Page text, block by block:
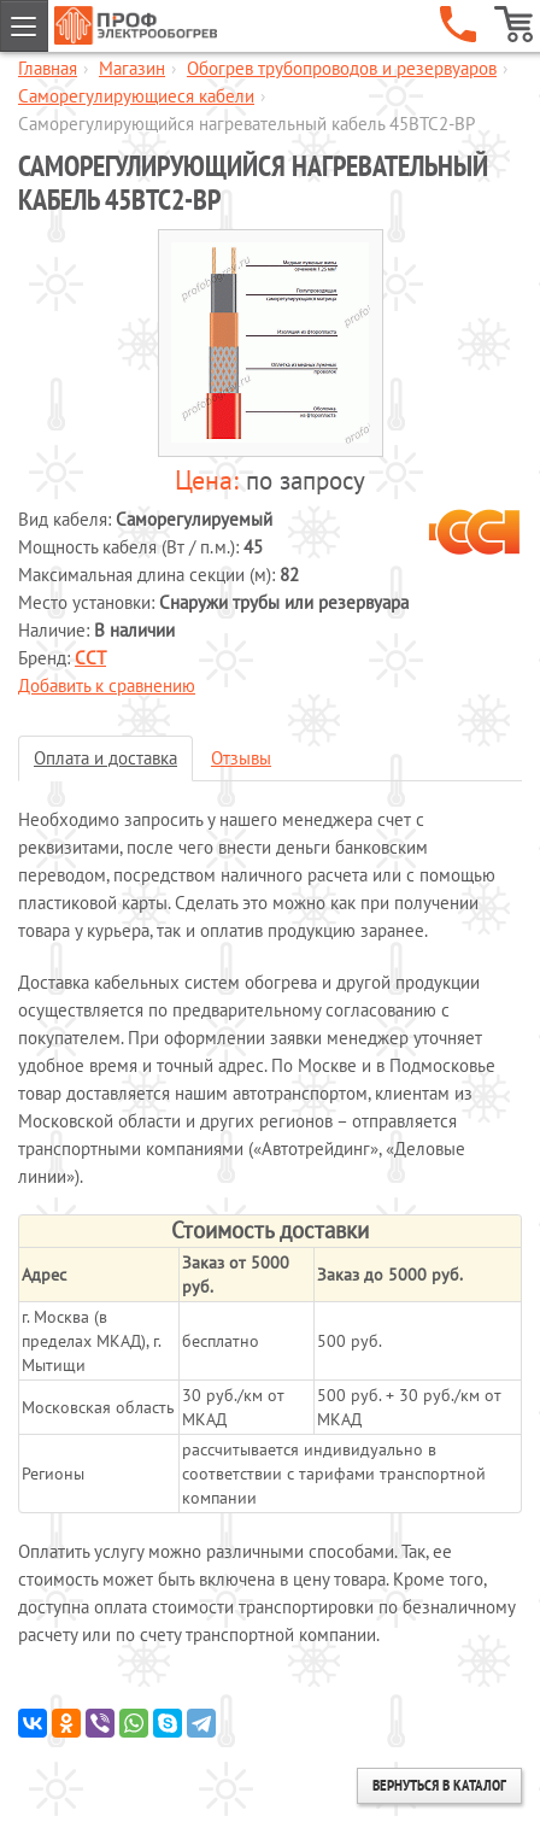
ГЛАВНАЯ
КОМПАНИЯ
УСЛУГИ
ОБЪЕКТЫ
Обогрев кровли и водостоков
Обогрев пандусов и ступеней
Шкафы управления обогревом
Готовые комплекты для обогрева
водопровода
Обогрев бетона
Системы обогрева пола
Специальные кабели
Системы защиты от протечек воды
Обогрев морозильных камер
Отопление и водоснабжение
ОПЛАТА И ДОСТАВКА
КАЛЬКУЛЯТОР
КОНТАКТЫ
Главная › Магазин › Обогрев трубопроводов и резервуаров ›
Саморегулирующиеся кабели ›
Саморегулирующийся нагревательный кабель 45ВТС2-ВP
САМОРЕГУЛИРУЮЩИЙСЯ НАГРЕВАТЕЛЬНЫЙ
КАБЕЛЬ 45ВТС2-ВP
по запросу
Вид кабеля: Саморегулируемый
Мощность кабеля (Вт / п.м.): 45
Максимальная длина секции (м): 82
Место установки: Снаружи трубы или резервуара
Наличие: В наличии
Бренд: ССТ
Добавить к сравнению
Оплата и доставка Отзывы
Необходимо запросить у нашего менеджера счет с
реквизитами, после чего внести деньги банковским
переводом, посредством наличного расчета или с помощью
пластиковой карты. Сделать это можно как при получении
товара у курьера, так и оплатив продукцию заранее.
Доставка кабельных систем обогрева и другой продукции
осуществляется по предварительному согласованию с
покупателем. При оформлении заявки менеджер уточняет
удобное время и точный адрес. По Москве и в Подмосковье
товар доставляется нашим автотранспортом, клиентам из
Московской области и других регионов – отправляется
транспортными компаниями («Автотрейдинг», «Деловые
линии»).
Стоимость доставки
Адрес
Заказ от 5000
руб.
Заказ до 5000 руб.
г. Москва (в
пределах МКАД), г.
Мытищи
бесплатно 500 руб.
Московская область
30 руб./км от
МКАД
500 руб. + 30 руб./км от
МКАД
Регионы
рассчитывается индивидуально в
соответствии с тарифами транспортной
компании
Оплатить услугу можно различными способами. Так, ее
стоимость может быть включена в цену товара. Кроме того,
доступна оплата стоимости транспортировки по безналичному
расчету или по счету транспортной компании.
ВЕРНУТЬСЯ В КАТАЛОГ